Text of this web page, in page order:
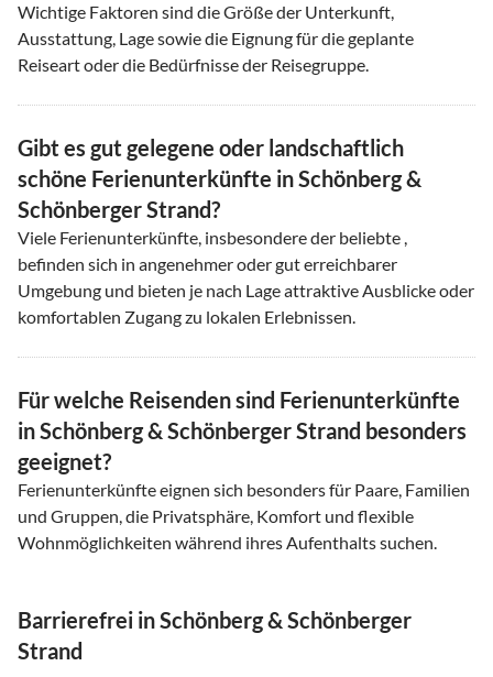
Wichtige Faktoren sind die Größe der Unterkunft,
Ausstattung, Lage sowie die Eignung für die geplante
Reiseart oder die Bedürfnisse der Reisegruppe.
Gibt es gut gelegene oder landschaftlich
schöne Ferienunterkünfte in Schönberg &
Schönberger Strand?
Viele Ferienunterkünfte, insbesondere der beliebte ,
befinden sich in angenehmer oder gut erreichbarer
Umgebung und bieten je nach Lage attraktive Ausblicke oder
komfortablen Zugang zu lokalen Erlebnissen.
Für welche Reisenden sind Ferienunterkünfte
in Schönberg & Schönberger Strand besonders
geeignet?
Ferienunterkünfte eignen sich besonders für Paare, Familien
und Gruppen, die Privatsphäre, Komfort und flexible
Wohnmöglichkeiten während ihres Aufenthalts suchen.
Barrierefrei in Schönberg & Schönberger
Strand